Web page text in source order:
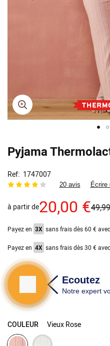
to
the
beginning
of
the
gallery
Pyjama
Ref 1747007
20 avis Écrire
à partir de20,00 €
Payez en 3X sans frais dès 60 € avec
Payez en 4X sans frais dès 30 € avec
COULEUR Vieux Rose